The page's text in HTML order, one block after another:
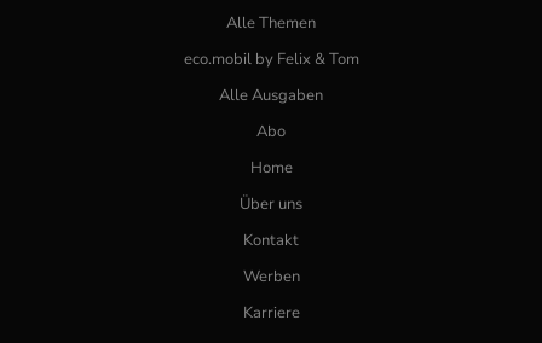
Alle Themen
eco.mobil by Felix & Tom
Alle Ausgaben
Abo
Home
Über uns
Kontakt
Werben
Karriere